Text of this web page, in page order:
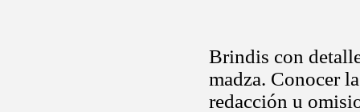
Brindis con
madza. Conocer
redacción u